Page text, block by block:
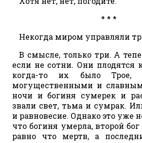
* * *
Некогда миром управляли
В смысле, только три. А
если не сотни. Они плодятся
когда-то их было
могущественными и
ночи и богиня сумерек и
звали свет, тьма и сумрак.
и равновесие. Однако это уже
что богиня умерла, второй
равно что мертв, а